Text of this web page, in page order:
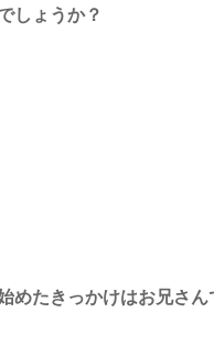
しょうか？
めたきっかけはお兄さん